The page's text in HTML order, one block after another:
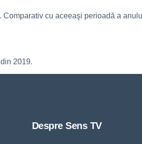
cu aceeaşi perioadă a
2019.
Despre Sens TV